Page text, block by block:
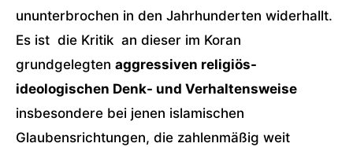
ununterbrochen in den Jahrhunderten widerhallt.
Es ist die Kritik an dieser im Koran
grundgelegten aggressiven religiös-
ideologischen Denk- und Verhaltensweise
insbesondere bei jenen islamischen
Glaubensrichtungen, die zahlenmäßig weit